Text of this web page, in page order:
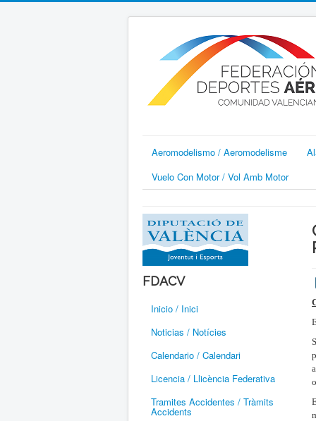
Aeromodelismo / Aeromodelisme
Vuelo Con Motor / Vol Amb Motor
FDACV
Inicio / Inici
Noticias / Notícies
Calendario / Calendari
Licencia / Llicència Federativa
Tramites Accidentes / Tràmits
Accidents